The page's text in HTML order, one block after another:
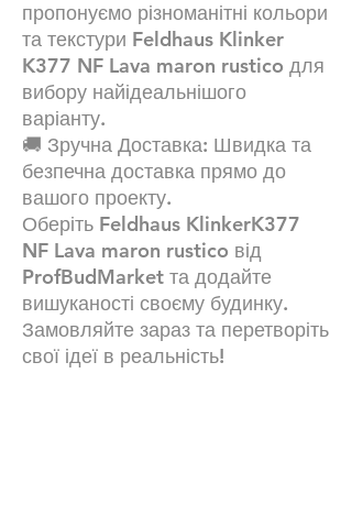
пропонуємо різноманітні кольори
та текстури Feldhaus Klinker
K377 NF Lava maron rustico для
вибору найідеальнішого
варіанту.
🚚 Зручна Доставка: Швидка та
безпечна доставка прямо до
вашого проекту.
Оберіть Feldhaus KlinkerK377
NF Lava maron rustico від
ProfBudMarket та додайте
вишуканості своєму будинку.
Замовляйте зараз та перетворіть
свої ідеї в реальність!